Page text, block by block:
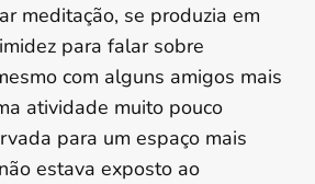
meditação, se produzia em
para falar sobre
com alguns amigos mais
atividade muito pouco
para um espaço mais
estava exposto ao